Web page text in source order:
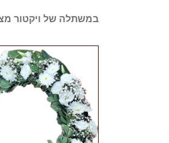
במשתלה של ויקטור